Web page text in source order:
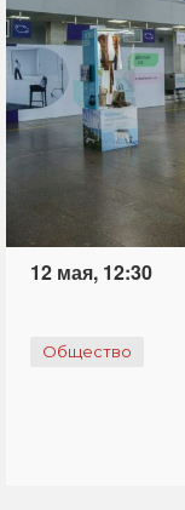
12 мая, 12:30
Общество